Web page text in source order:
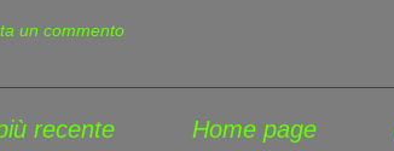
un commento
recente Home page